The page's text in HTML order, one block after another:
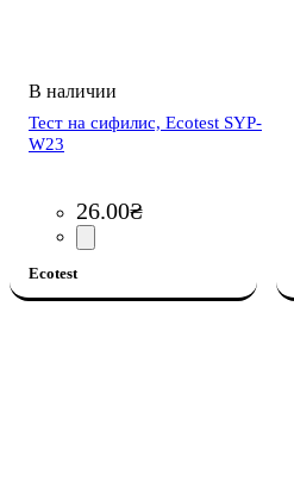
Тест на сифилис, Ecotest SYP-
W23
26.00₴
Ecotest